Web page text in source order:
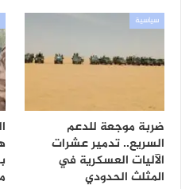
سياسية
ضربة موجعة للدعم
السريع.. تدمير عشرات
الآليات العسكرية في
المثلث الحدودي